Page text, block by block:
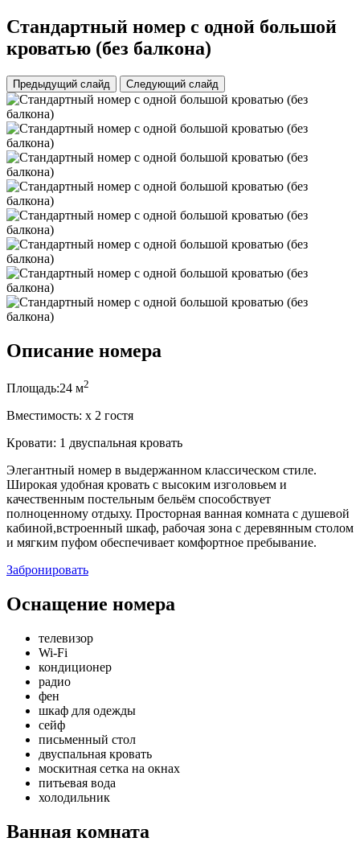
Стандартный номер с одной большой
кроватью (без балкона)
Предыдущий слайд Следующий слайд
Описание номера
Площадь:24 м2
Вместимость: x 2 гостя
Кровати: 1 двуспальная кровать
Элегантный номер в выдержанном классическом стиле.
Широкая удобная кровать с высоким изголовьем и
качественным постельным бельём способствует
полноценному отдыху. Просторная ванная комната с душевой
кабиной,встроенный шкаф, рабочая зона с деревянным столом
и мягким пуфом обеспечивает комфортное пребывание.
Забронировать
Оснащение номера
телевизор
Wi-Fi
кондиционер
радио
фен
шкаф для одежды
сейф
письменный стол
двуспальная кровать
москитная сетка на окнах
питьевая вода
холодильник
Ванная комната